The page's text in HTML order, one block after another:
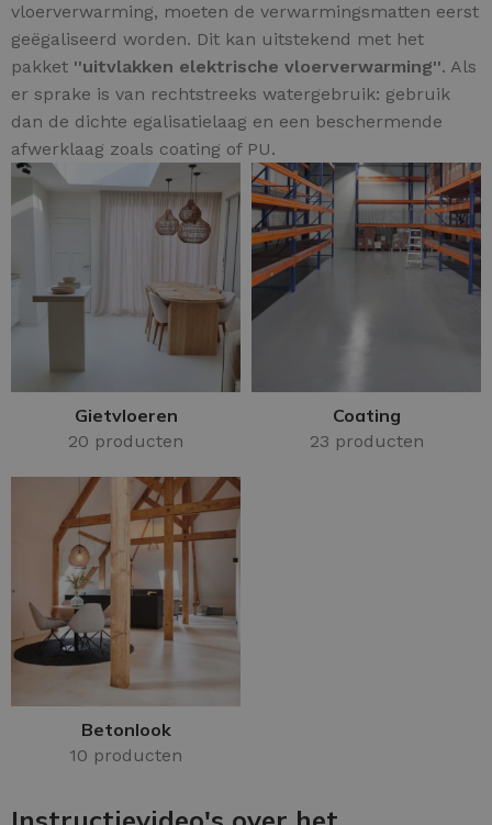
vloerverwarming, moeten de verwarmingsmatten eerst
geëgaliseerd worden. Dit kan uitstekend met het
pakket ''uitvlakken elektrische vloerverwarming''. Als
er sprake is van rechtstreeks watergebruik: gebruik
dan de dichte egalisatielaag en een beschermende
afwerklaag zoals coating of PU.
Gietvloeren
20 producten
Coating
23 producten
Betonlook
10 producten